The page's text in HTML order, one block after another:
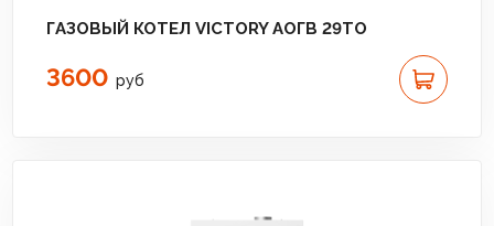
ГАЗОВЫЙ КОТЕЛ VICTORY АОГВ 29TO
3600 руб